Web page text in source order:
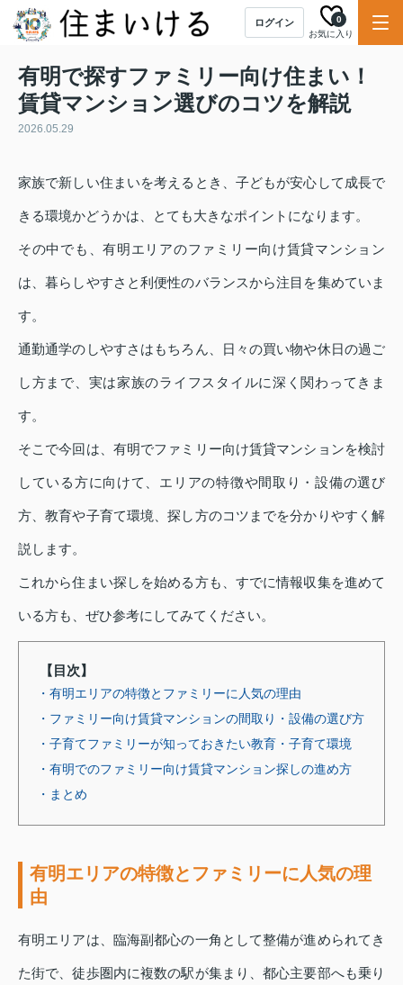
ログイン
お気に入り
0
有明で探すファミリー向け住まい！
賃貸マンション選びのコツを解説
2026.05.29
家族で新しい住まいを考えるとき、子どもが安心して成長で
きる環境かどうかは、とても大きなポイントになります。
その中でも、有明エリアのファミリー向け賃貸マンション
は、暮らしやすさと利便性のバランスから注目を集めていま
す。
通勤通学のしやすさはもちろん、日々の買い物や休日の過ご
し方まで、実は家族のライフスタイルに深く関わってきま
す。
そこで今回は、有明でファミリー向け賃貸マンションを検討
している方に向けて、エリアの特徴や間取り・設備の選び
方、教育や子育て環境、探し方のコツまでを分かりやすく解
説します。
これから住まい探しを始める方も、すでに情報収集を進めて
いる方も、ぜひ参考にしてみてください。
【目次】
・有明エリアの特徴とファミリーに人気の理由
・ファミリー向け賃貸マンションの間取り・設備の選び方
・子育てファミリーが知っておきたい教育・子育て環境
・有明でのファミリー向け賃貸マンション探しの進め方
・まとめ
有明エリアの特徴とファミリーに人気の理
由
有明エリアは、臨海副都心の一角として整備が進められてき
た街で、徒歩圏内に複数の駅が集まり、都心主要部へも乗り